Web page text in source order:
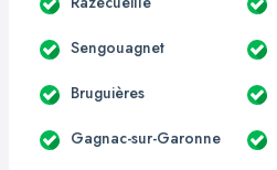
Sengouagnet
Bruguières
Gagnac-sur-Garonne